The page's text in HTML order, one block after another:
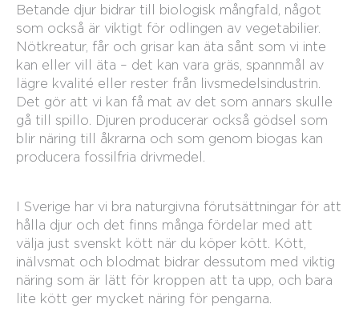
Betande djur bidrar till biologisk mångfald, något
som också är viktigt för odlingen av vegetabilier.
Nötkreatur, får och grisar kan äta sånt som vi inte
kan eller vill äta – det kan vara gräs, spannmål av
lägre kvalité eller rester från livsmedelsindustrin.
Det gör att vi kan få mat av det som annars skulle
gå till spillo. Djuren producerar också gödsel som
blir näring till åkrarna och som genom biogas kan
producera fossilfria drivmedel.
I Sverige har vi bra naturgivna förutsättningar för att
hålla djur och det finns många fördelar med att
välja just svenskt kött när du köper kött. Kött,
inälvsmat och blodmat bidrar dessutom med viktig
näring som är lätt för kroppen att ta upp, och bara
lite kött ger mycket näring för pengarna.